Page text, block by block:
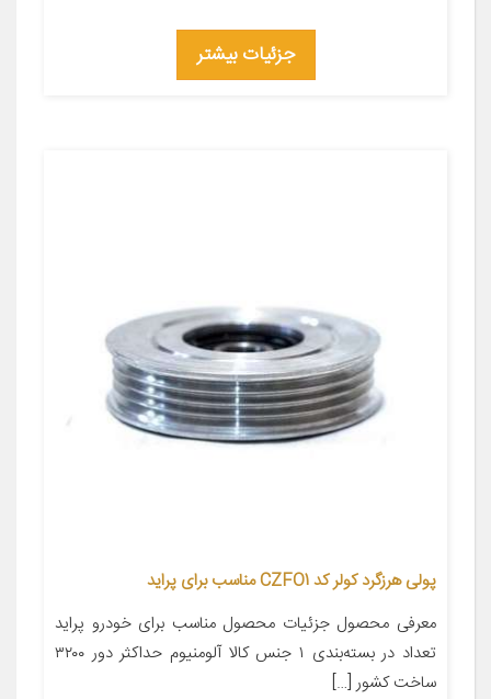
جزئیات بیشتر
پولی هرزگرد کولر کد CZFO1 مناسب برای پراید
معرفی محصول جزئیات محصول مناسب برای خودرو پراید
تعداد در بسته‌بندی ۱ جنس کالا آلومنیوم حداکثر دور ۳۲۰۰
ساخت کشور […]